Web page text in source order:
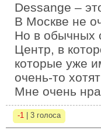
Dessange –
В Москве не
Но в обычных
Центр, в
которые уже
очень-то
Мне очень
-1 | 3 голоса